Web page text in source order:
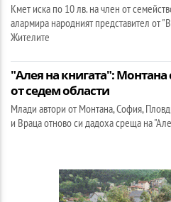
Кмет иска по 10 лв. на член от
алармира народният представител от
Жителите
"Алея на книгата":
от седем области
Млади автори от Монтана, София,
и Враца отново си дадоха среща на